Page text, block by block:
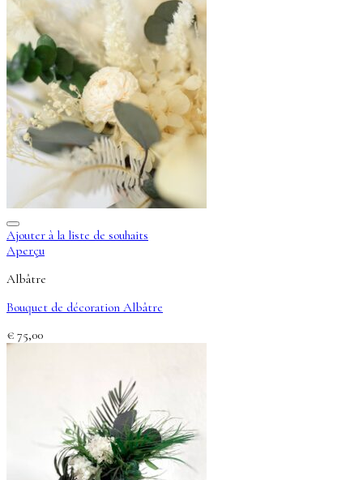
Ajouter à la liste de souhaits
Aperçu
Albâtre
Bouquet de décoration Albâtre
€ 75,00